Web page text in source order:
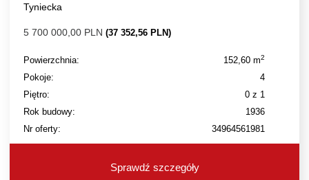
Tyniecka
5 700 000,00 PLN (37 352,56 PLN)
Powierzchnia: 152,60 m2
Pokoje:
4
Piętro:
0 z 1
Rok budowy:
1936
Nr oferty:
34964561981
Sprawdź szczegóły